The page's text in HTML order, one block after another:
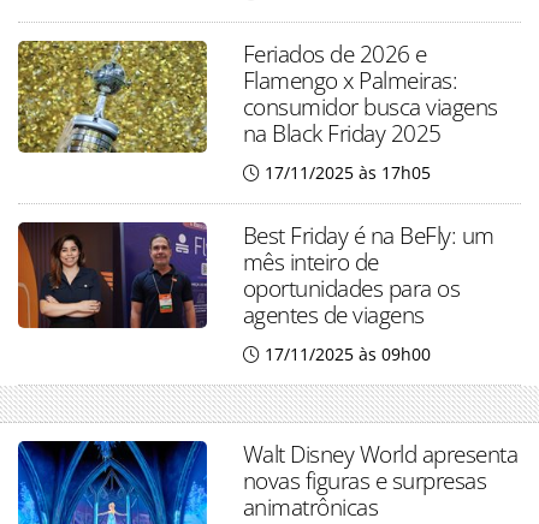
Feriados de 2026 e
Flamengo x Palmeiras:
consumidor busca viagens
na Black Friday 2025
17/11/2025 às 17h05
Best Friday é na BeFly: um
mês inteiro de
oportunidades para os
agentes de viagens
17/11/2025 às 09h00
Walt Disney World apresenta
novas figuras e surpresas
animatrônicas